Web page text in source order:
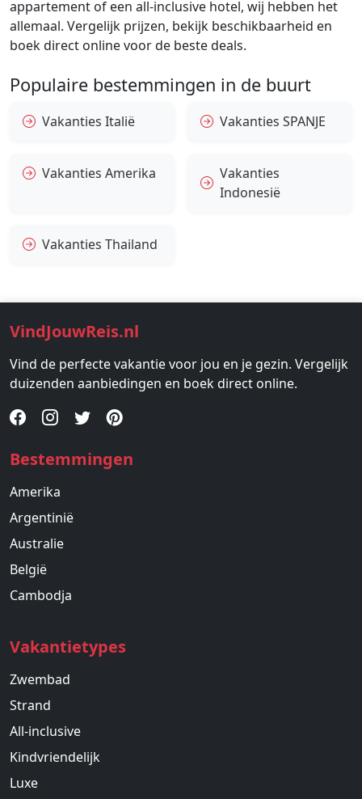
appartement of een all-inclusive hotel, wij hebben het
allemaal. Vergelijk prijzen, bekijk beschikbaarheid en
boek direct online voor de beste deals.
Populaire bestemmingen in de buurt
Vakanties Italië Vakanties SPANJE
Vakanties Amerika
Vakanties
Indonesië
Vakanties Thailand
VindJouwReis.nl
Vind de perfecte vakantie voor jou en je gezin. Vergelijk
duizenden aanbiedingen en boek direct online.
Bestemmingen
Amerika
Argentinië
Australie
België
Cambodja
Vakantietypes
Zwembad
Strand
All-inclusive
Kindvriendelijk
Luxe